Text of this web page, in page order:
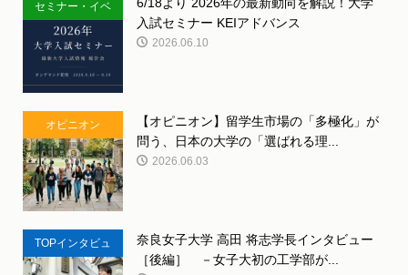
セミナー・イベ
ント
入試セミナー KEIアドバンス
2026.06.10
オピニオン
【オピニオン】留学生市場の「多極化」が
問う、日本の大学の「選ばれる理...
2026.06.03
TOPインタビュ
ー
奈良女子大学 高田 将志学長インタビュー
［後編］ －女子大初の工学部が...